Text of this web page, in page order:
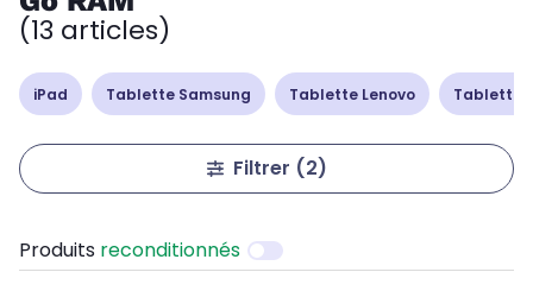
(13 articles)
iPad Tablette Samsung Tablette Lenovo Tablette
Filtrer (2)
Produits reconditionnés